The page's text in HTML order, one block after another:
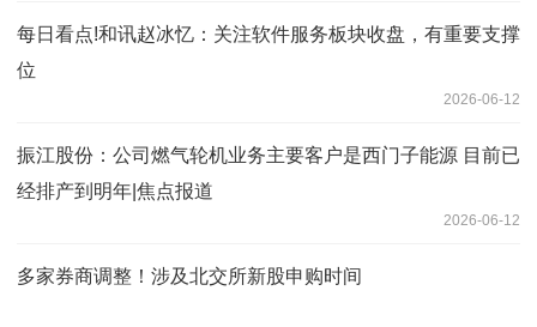
每日看点!和讯赵冰忆：关注软件服务板块收盘，有重要支撑
位
2026-06-12
振江股份：公司燃气轮机业务主要客户是西门子能源 目前已
经排产到明年|焦点报道
2026-06-12
多家券商调整！涉及北交所新股申购时间